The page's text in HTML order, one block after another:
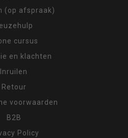
(op afspraak)
cursus
en klachten
Inruilen
Retour
voorwaarden
B2B
Policy